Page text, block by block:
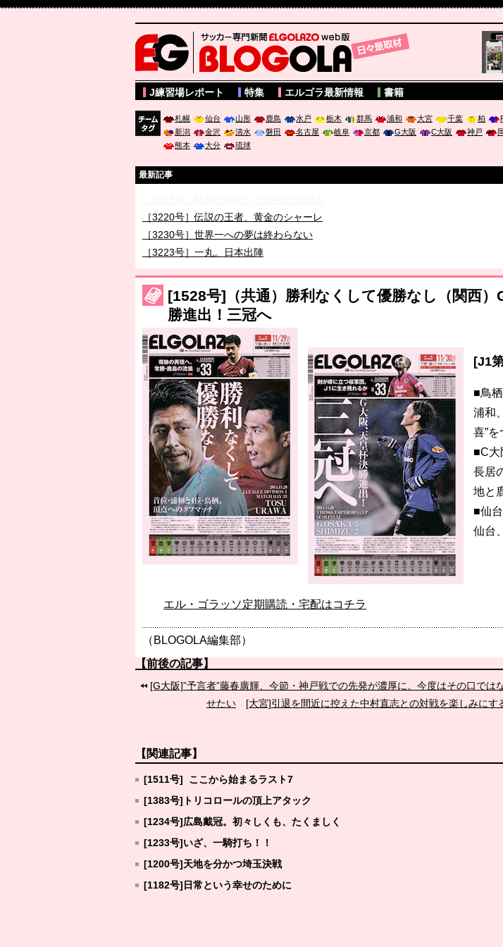
サッカー専門新聞ELGOLAZO web版 BLOGOLA
J練習場レポート 特集 エルゴラ最新情報 書籍
札幌 仙台 山形 鹿島 水戸 栃木 群馬 浦和 大宮 千葉 柏
新潟
金沢 清水 磐田 名古屋 岐阜 京都 G大阪 C大阪 神戸
熊本
大分 琉球
最新記事
［3220号］伝説の王者、黄金のシャーレ
［3230号］世界一への夢は終わらない
［3223号］一丸。日本出陣
［3222号］史上最大のW杯開幕 注目は「個」
長谷川 アーリアジャスールさんがシンポジウム「気候変動から命を守る ～エネ
[1528号]（共通）勝利なくして優勝なし（関西）
勝進出！三冠へ
[J1
■鳥
浦和
喜”
■C大
長居
地と
■仙
仙台
エル・ゴラッソ定期購読・宅配はコチラ
（BLOGOLA編集部）
【前後の記事】
[G大阪]”予言者”藤春廣輝、今節・神戸戦での先発が濃厚に。今度はその口では
せたい
[大宮]引退を間近に控えた中村直志との対戦を楽しみにす
【関連記事】
[1511号] ここから始まるラスト7
[1383号]トリコロールの頂上アタック
[1234号]広島戴冠。初々しくも、たくましく
[1233号]いざ、一騎打ち！！
[1200号]天地を分かつ埼玉決戦
[1182号]日常という幸せのために